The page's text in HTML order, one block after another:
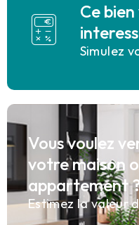
Ce bien
Simulez
Vous voulez
votre maison
appartement
Estimez la valeur